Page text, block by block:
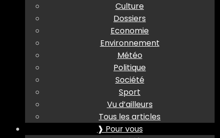
Culture
Dossiers
Economie
Environnement
Météo
Politique
Société
Sport
Vu d’ailleurs
Tous les articles
❱ Pour vous